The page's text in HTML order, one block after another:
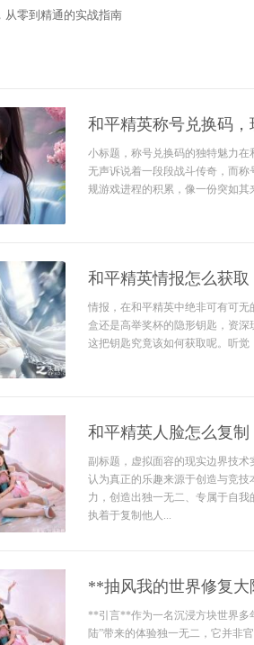
从零到精通的实战指南
和平精英称号兑换码
小标题，称号兑换码的独特魅力
无声诉说着一段段战斗传奇，而
规游戏进程的积累，像一份突如
和平精英情报怎么获
情报，在和平精英中绝非可有可
盒还是高举奖杯的隐形钥匙，资
这把钥匙究竟该如何获取呢。听
和平精英人脸怎么复
副标题，虚拟面容的现实边界技
认为真正的乐趣来源于创造与竞
力，创造出独一无二、专属于自
执着于复制他人...
**抽风我的世界修复
**引言**作为一名沉浸方块世界多
陆”带来的体验独一无二，它并非